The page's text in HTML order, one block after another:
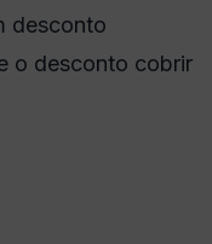
desconto
o desconto cobrir